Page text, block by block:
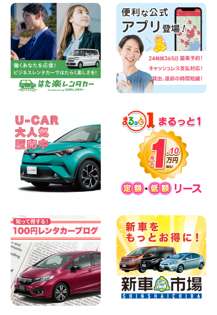
2026年08月07日
佐渡でのドライブは安全第一!交通事故に
ご注意ください 新潟県 佐渡空港店
100円レンタカー 佐渡空港
2026年08月07日
楽しい佐渡旅行を守るために!安全運転の
お願い 新潟県 両津店
100円レンタカー 両津
2026年08月07日
日産セレナが新入荷!!中川かの里店!! 愛知
☆ 夏休みクーポン登場!最大9,500円おト
ク! ☆ 鳥取県 鳥取青谷店
100円レンタカー 鳥取青谷
2026年08月07日
人気のハイエース!! 大阪府 寝屋川太間東
町店
100円レンタカー 寝屋川太間東町
2026年08月07日
2026年08月07日
夏季休暇のお知らせ 東京都 墨田文花店
100円レンタカー 墨田文花
2026年08月07日
お盆も休まず営業します! 神奈川県 横浜
旭南本宿町店
100円レンタカー 横浜旭南本宿町
2026年08月07日
お引越しに便利で最適!(禁煙車両) 香川県